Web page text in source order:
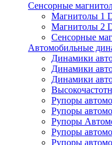
Сенсорные
Магнитолы 1
Магнитолы 2
Сенсорные
Автомобильные
Динамики
Динамики
Динамики
Рупоры
Рупоры
Рупоры
Рупоры
Рупоры